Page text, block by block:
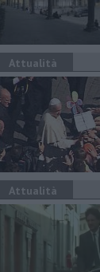
Attualità
Attualità